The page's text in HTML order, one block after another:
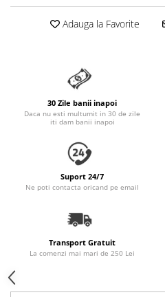
Accesorii Auto & Bicicletă
Accesorii Acasă și Mobilier
Adauga la Favorite
30 Zile banii inapoi
Daca nu esti multumit in 30 de zile
iti dam banii inapoi
Suport 24/7
Ne poti contacta oricand pe email
Transport Gratuit
La comenzi mai mari de 250 Lei